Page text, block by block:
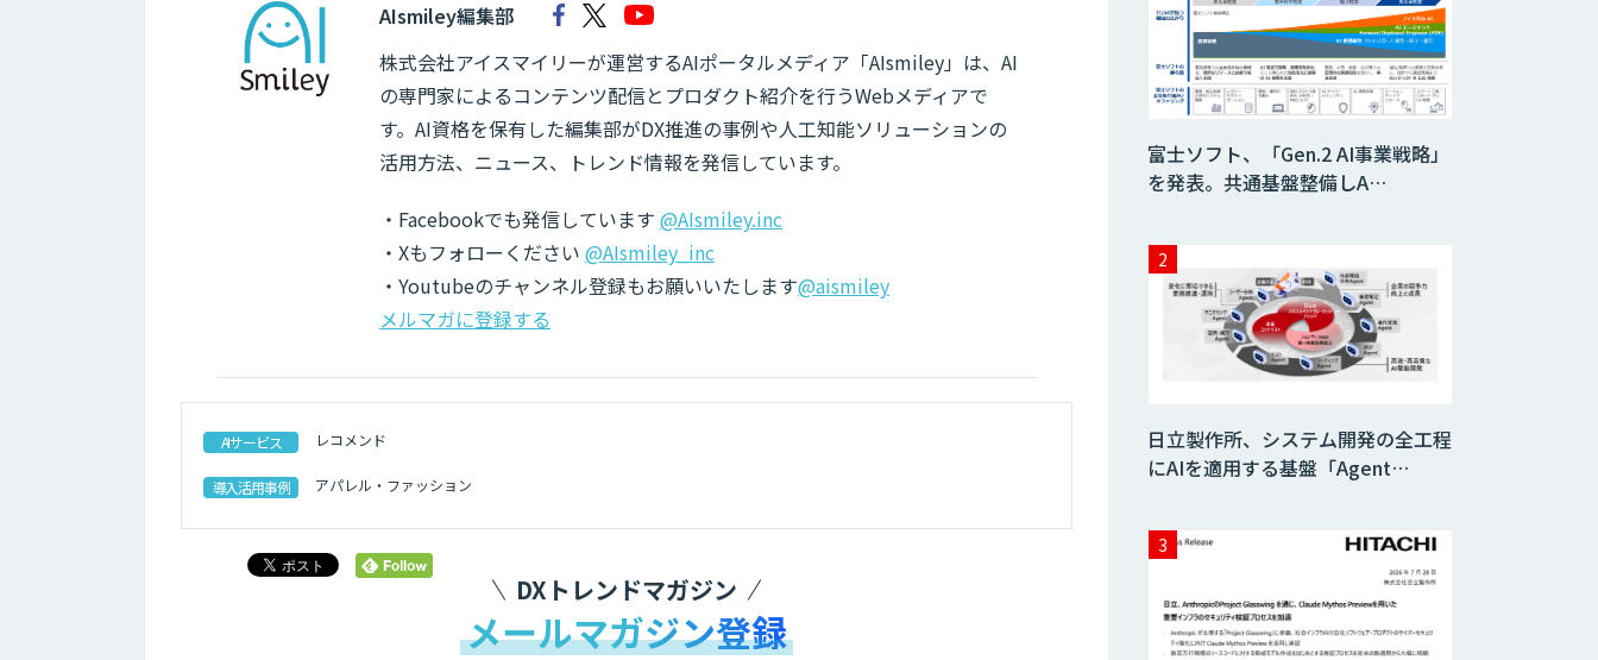
AIsmiley編集部
株式会社アイスマイリーが運営するAIポータルメディア「AIsmiley」は、AI
の専門家によるコンテンツ配信とプロダクト紹介を行うWebメディアで
す。AI資格を保有した編集部がDX推進の事例や人工知能ソリューションの
活用方法、ニュース、トレンド情報を発信しています。
・Facebookでも発信しています @AIsmiley.inc
・Xもフォローください @AIsmiley_inc
・Youtubeのチャンネル登録もお願いいたします@aismiley
メルマガに登録する
AIサービス レコメンド
導入活用事例 アパレル・ファッション
DXトレンドマガジン
メールマガジン登録
富士ソフト、「Gen.2 AI事業戦略」
を発表。共通基盤整備しA…
日立製作所、システム開発の全工程
にAIを適用する基盤「Agent…